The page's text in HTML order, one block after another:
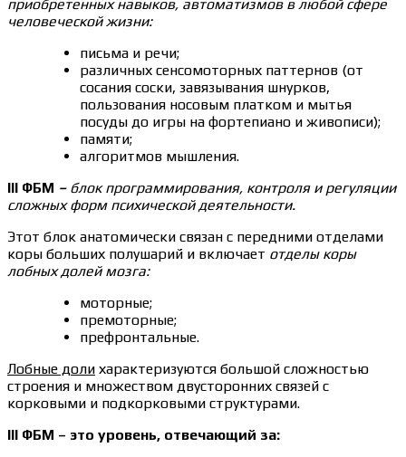
приобретенных навыков, автоматизмов в любой сфере
человеческой жизни:
письма и речи;
различных сенсомоторных паттернов (от
сосания соски, завязывания шнурков,
пользования носовым платком и мытья
посуды до игры на фортепиано и живописи);
памяти;
алгоритмов мышления.
III ФБМ – блок программирования, контроля и регуляции
сложных форм психической деятельности.
Этот блок анатомически связан с передними отделами
коры больших полушарий и включает отделы коры
лобных долей мозга:
моторные;
премоторные;
префронтальные.
Лобные доли характеризуются большой сложностью
строения и множеством двусторонних связей с
корковыми и подкорковыми структурами.
III ФБМ – это уровень, отвечающий за: